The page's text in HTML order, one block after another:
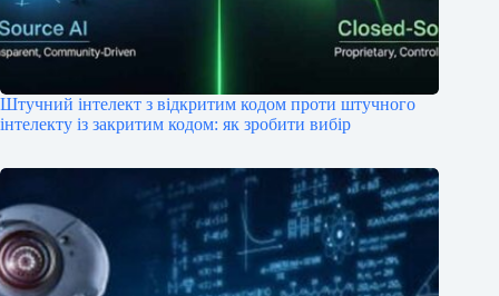
Штучний інтелект з відкритим кодом проти штучного
інтелекту із закритим кодом: як зробити вибір